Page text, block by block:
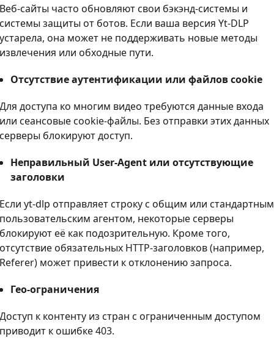
Веб-сайты часто обновляют свои бэкэнд-системы и
системы защиты от ботов. Если ваша версия Yt-DLP
устарела, она может не поддерживать новые методы
извлечения или обходные пути.
Отсутствие аутентификации или файлов cookie
Для доступа ко многим видео требуются данные входа
или сеансовые cookie-файлы. Без отправки этих данных
серверы блокируют доступ.
Неправильный User-Agent или отсутствующие
заголовки
Если yt-dlp отправляет строку с общим или стандартным
пользовательским агентом, некоторые серверы
блокируют её как подозрительную. Кроме того,
отсутствие обязательных HTTP-заголовков (например,
Referer) может привести к отклонению запроса.
Гео-ограничения
Доступ к контенту из стран с ограниченным доступом
приводит к ошибке 403.